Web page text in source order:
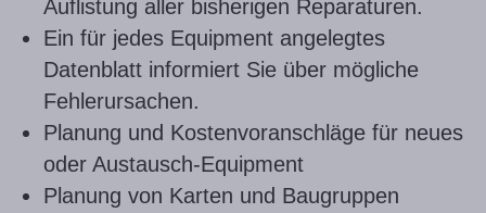
Auflistung aller bisherigen Reparaturen.
Ein für jedes Equipment angelegtes
Datenblatt informiert Sie über mögliche
Fehlerursachen.
Planung und Kostenvoranschläge für neues
oder Austausch-Equipment
Planung von Karten und Baugruppen